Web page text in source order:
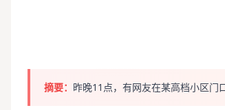
摘要： 昨晚11点，有网友在某高档小区门